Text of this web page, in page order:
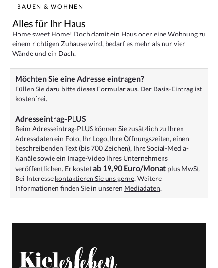
BAUEN & WOHNEN
Alles für Ihr Haus
Home sweet Home! Doch damit ein Haus oder eine Wohnung zu
einem richtigen Zuhause wird, bedarf es mehr als nur vier
Wände und ein Dach.
Möchten Sie eine Adresse eintragen?
Füllen Sie dazu bittedieses Formularaus. Der Basis-Eintrag ist
kostenfrei.
Adresseintrag-PLUS
Beim Adresseintrag-PLUS können Sie zusätzlich zu Ihren
Adressdaten ein Foto, Ihr Logo, Ihre Öffnungszeiten, einen
beschreibenden Text (bis 700 Zeichen), Ihre Social-Media-
Kanäle sowie ein Image-Video Ihres Unternehmens
veröffentlichen. Er kostetab 19,90 Euro/Monat plus MwSt.
Bei Interesse kontaktieren Sie uns gerne. Weitere
Informationen finden Sie in unseren Mediadaten.